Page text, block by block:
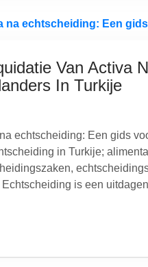
Van Activa
In Turkije
echtscheiding: Een gids
in Turkije;
is een